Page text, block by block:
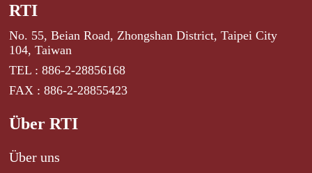
RTI
No. 55, Beian Road, Zhongshan District, Taipei City
104, Taiwan
TEL : 886-2-28856168
FAX : 886-2-28855423
Über RTI
Über uns